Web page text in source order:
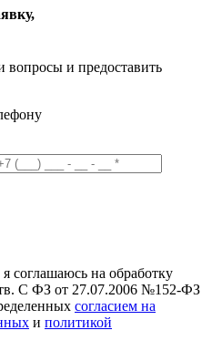
и предоставить
соглашаюсь на обработку
С ФЗ от 27.07.2006 №152-ФЗ
согласием на
и политикой